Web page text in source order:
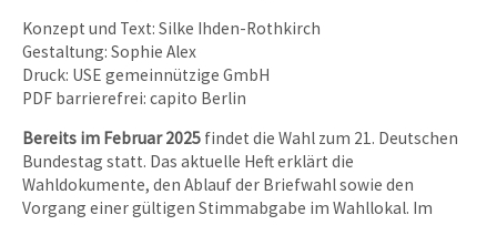
Konzept und Text: Silke Ihden-Rothkirch
Gestaltung: Sophie Alex
Druck: USE gemeinnützige GmbH
PDF barrierefrei: capito Berlin
Bereits im Februar 2025 findet die Wahl zum 21. Deutschen
Bundestag statt. Das aktuelle Heft erklärt die
Wahldokumente, den Ablauf der Briefwahl sowie den
Vorgang einer gültigen Stimmabgabe im Wahllokal. Im